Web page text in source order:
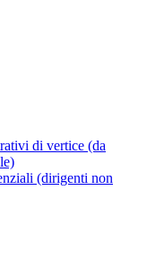
di vertice (da
(dirigenti non